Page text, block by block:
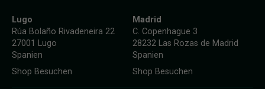
Lugo
Rúa Bolaño Rivadeneira 22
27001 Lugo
Spanien
Shop Besuchen
Madrid
C. Copenhague 3
28232 Las Rozas de Madrid
Spanien
Shop Besuchen